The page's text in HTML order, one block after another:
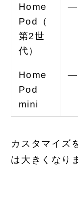
Home
Pod（
第2世
代）
—
Home
Pod
mini
—
カスタマイズ
は大きくなり